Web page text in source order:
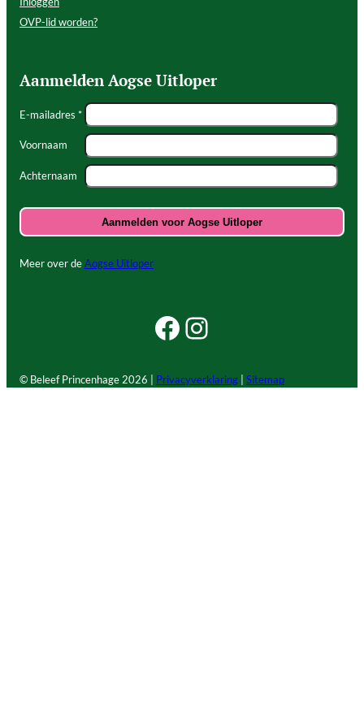
OVP-lid worden?
Aanmelden Aogse Uitloper
E-mailadres *
Voornaam
Achternaam
Meer over deAogse Uitloper
Facebook Beleef Princenhage
Instagram Beleef Princenhage
© Beleef Princenhage 2026 | Privacyverklaring Sitemap